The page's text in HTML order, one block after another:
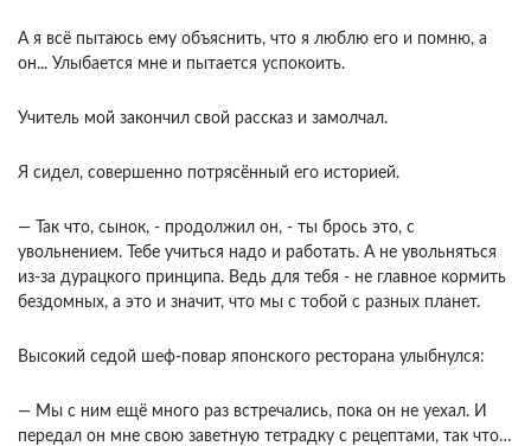
А я всё пытаюсь ему объяснить, что я люблю его и помню, а
он... Улыбается мне и пытается успокоить.
Учитель мой закончил свой рассказ и замолчал.
Я сидел, совершенно потрясённый его историей.
— Так что, сынок, - продолжил он, - ты брось это, с
увольнением. Тебе учиться надо и работать. А не увольняться
из-за дурацкого принципа. Ведь для тебя - не главное кормить
бездомных, а это и значит, что мы с тобой с разных планет.
Высокий седой шеф-повар японского ресторана улыбнулся:
— Мы с ним ещё много раз встречались, пока он не уехал. И
передал он мне свою заветную тетрадку с рецептами, так что…